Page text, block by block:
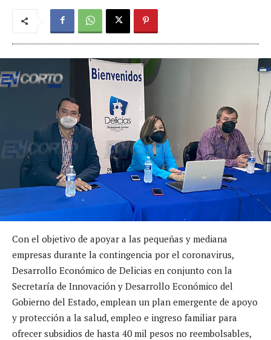
Con el objetivo de apoyar a las pequeñas y mediana
empresas durante la contingencia por el coronavirus,
Desarrollo Económico de Delicias en conjunto con la
Secretaría de Innovación y Desarrollo Económico del
Gobierno del Estado, emplean un plan emergente de apoyo
y protección a la salud, empleo e ingreso familiar para
ofrecer subsidios de hasta 40 mil pesos no reembolsables,